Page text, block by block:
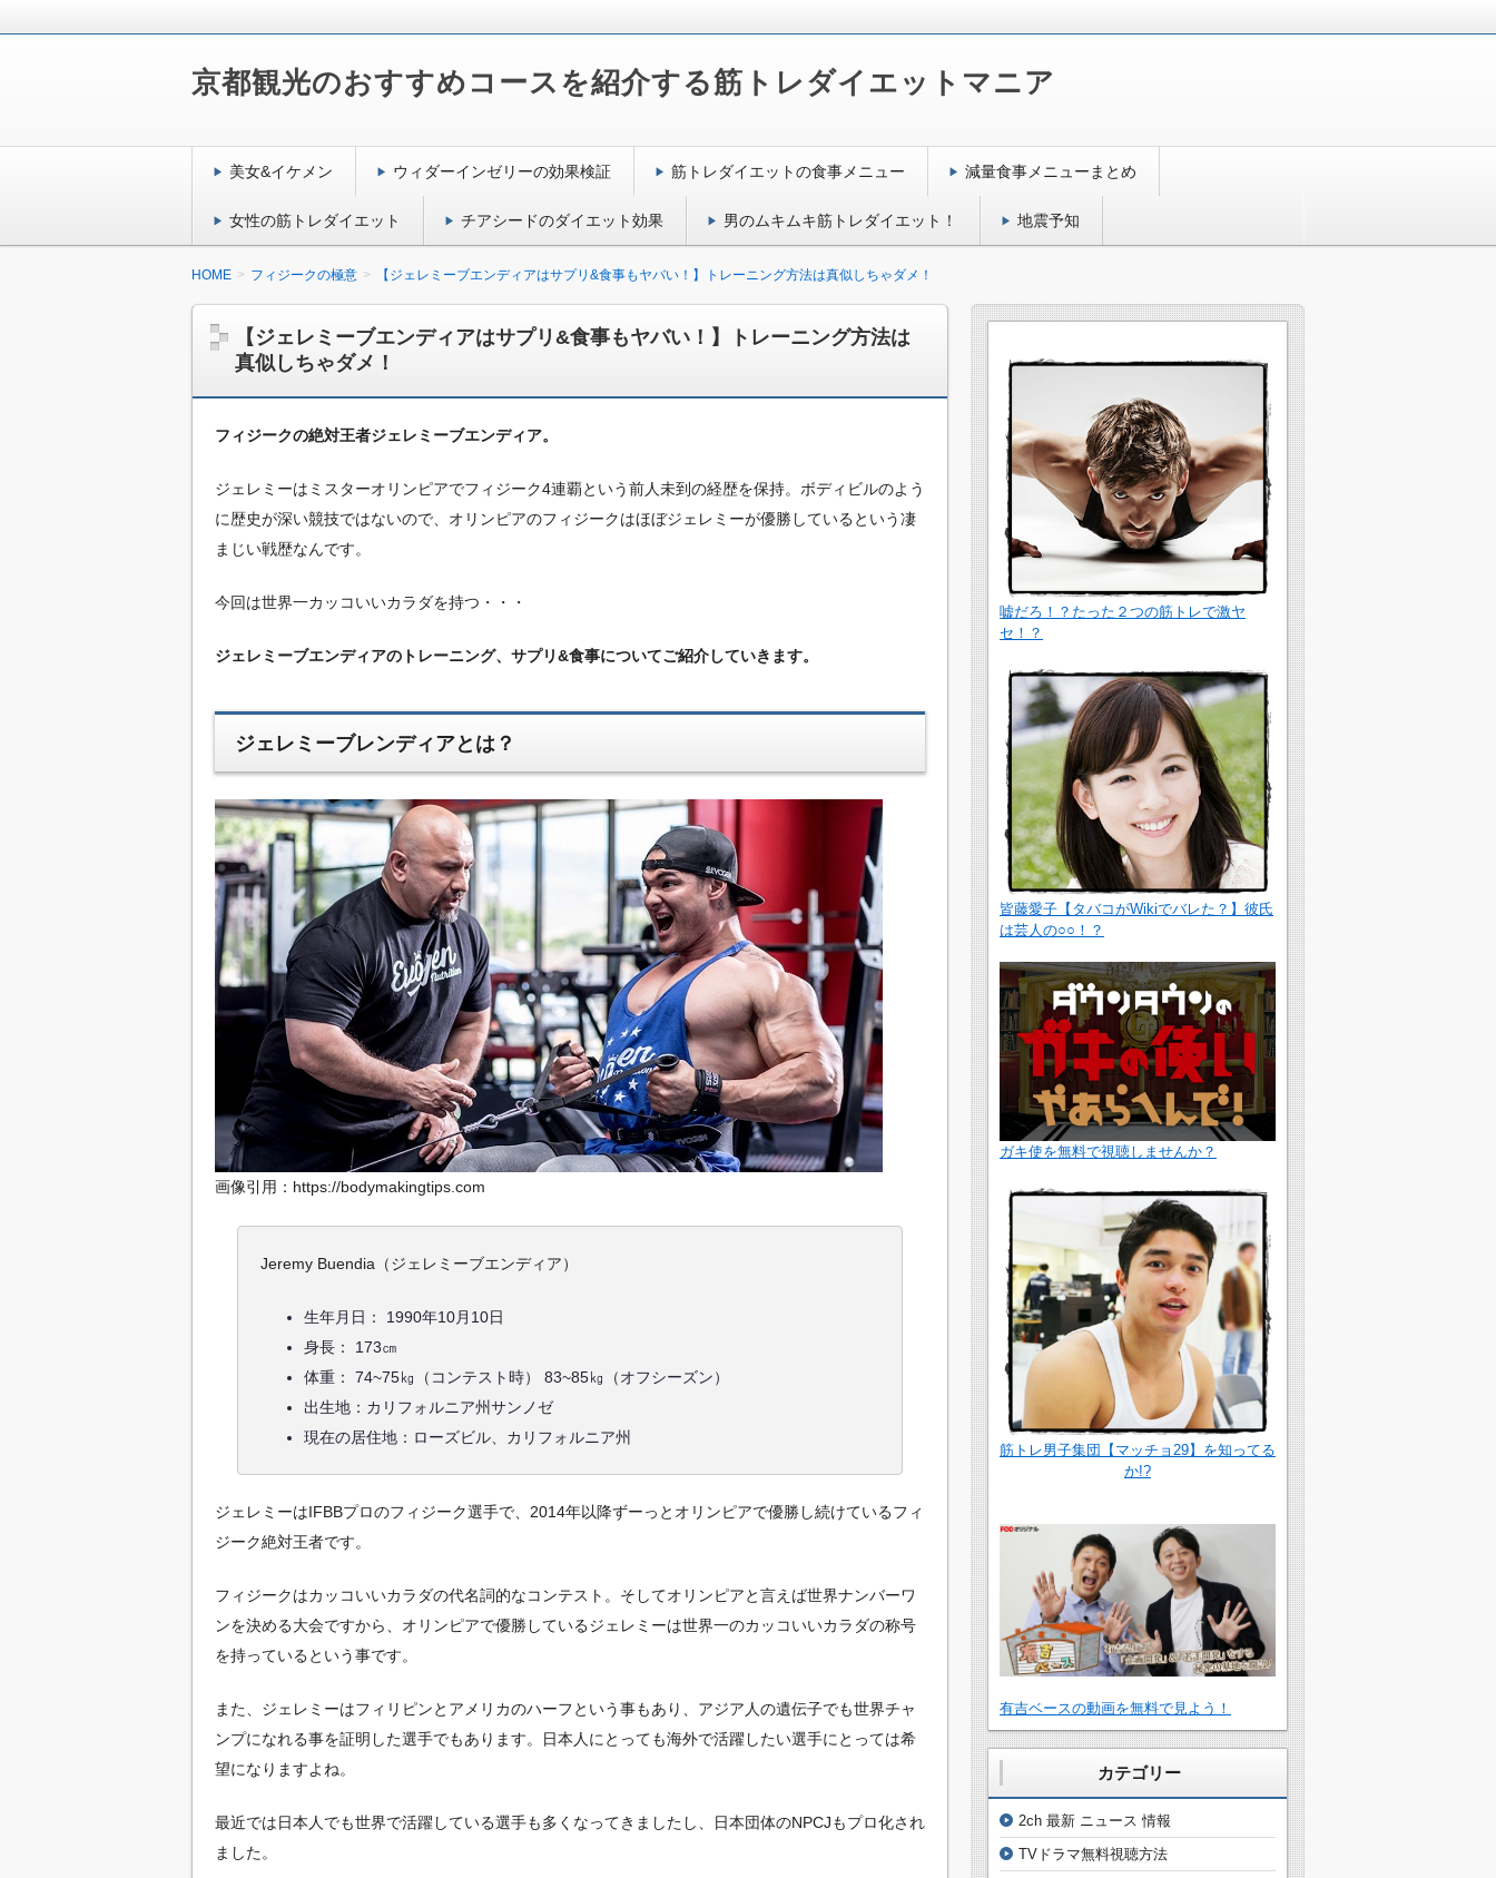
京都観光のおすすめコースを紹介する筋トレダイエットマニア
美女&イケメン ウィダーインゼリーの効果検証 筋トレダイエットの食事メニュー 減量食事メニューまとめ
女性の筋トレダイエット チアシードのダイエット効果 男のムキムキ筋トレダイエット！ 地震予知
HOME フィジークの極意 【ジェレミーブエンディアはサプリ&食事もヤバい！】トレーニング方法は真似しちゃダメ！
【ジェレミーブエンディアはサプリ&食事もヤバい！】トレーニング方法は
真似しちゃダメ！
フィジークの絶対王者ジェレミーブエンディア。
ジェレミーはミスターオリンピアでフィジーク4連覇という前人未到の経歴を保持。ボディビルのよう
に歴史が深い競技ではないので、オリンピアのフィジークはほぼジェレミーが優勝しているという凄
まじい戦歴なんです。
今回は世界一カッコいいカラダを持つ・・・
ジェレミーブエンディアのトレーニング、サプリ&食事についてご紹介していきます。
ジェレミーブレンディアとは？
画像引用：https://bodymakingtips.com
Jeremy Buendia（ジェレミーブエンディア）
生年月日： 1990年10月10日
身長： 173㎝
体重： 74~75㎏（コンテスト時） 83~85㎏（オフシーズン）
出生地：カリフォルニア州サンノゼ
現在の居住地：ローズビル、カリフォルニア州
ジェレミーはIFBBプロのフィジーク選手で、2014年以降ずーっとオリンピアで優勝し続けているフィ
ジーク絶対王者です。
フィジークはカッコいいカラダの代名詞的なコンテスト。そしてオリンピアと言えば世界ナンバーワ
ンを決める大会ですから、オリンピアで優勝しているジェレミーは世界一のカッコいいカラダの称号
を持っているという事です。
また、ジェレミーはフィリピンとアメリカのハーフという事もあり、アジア人の遺伝子でも世界チャ
ンプになれる事を証明した選手でもあります。日本人にとっても海外で活躍したい選手にとっては希
望になりますよね。
最近では日本人でも世界で活躍している選手も多くなってきましたし、日本団体のNPCJもプロ化され
ました。
嘘だろ！？たった２つの筋トレで激ヤ
セ！？
皆藤愛子【タバコがWikiでバレた？】彼氏
は芸人の○○！？
ガキ使を無料で視聴しませんか？
筋トレ男子集団【マッチョ29】を知ってる
か!?
有吉ベースの動画を無料で見よう！
カテゴリー
2ch 最新 ニュース 情報
TVドラマ無料視聴方法